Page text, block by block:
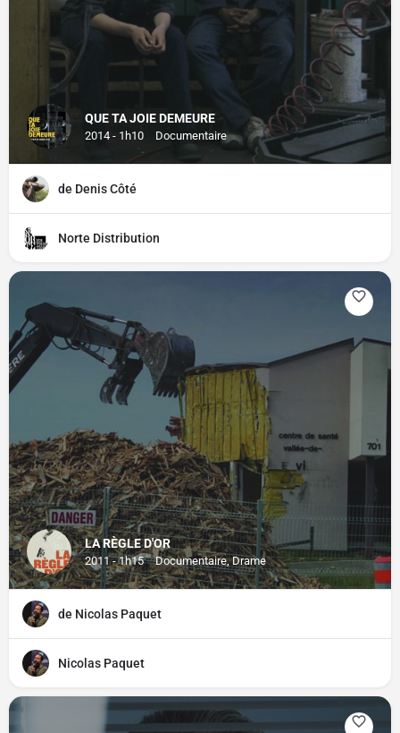
QUE TA JOIE DEMEURE
2014 - 1h10 Documentaire
de Denis Côté
Norte Distribution
LA RÈGLE D'OR
2011 - 1h15 Documentaire, Drame
de Nicolas Paquet
Nicolas Paquet